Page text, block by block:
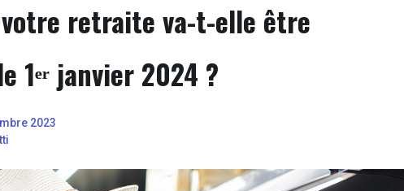
retraite va-t-elle être
1ᵉʳ janvier 2024 ?
2023